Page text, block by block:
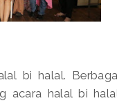
bi halal.
acara halal bi